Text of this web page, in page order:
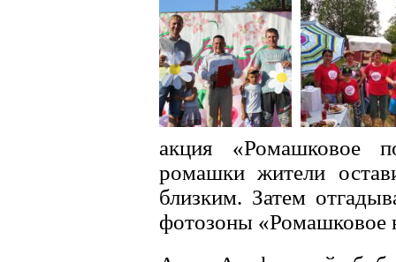
акция «Ромашковое
ромашки жители
близким. Затем
фотозоны «Ромашковое